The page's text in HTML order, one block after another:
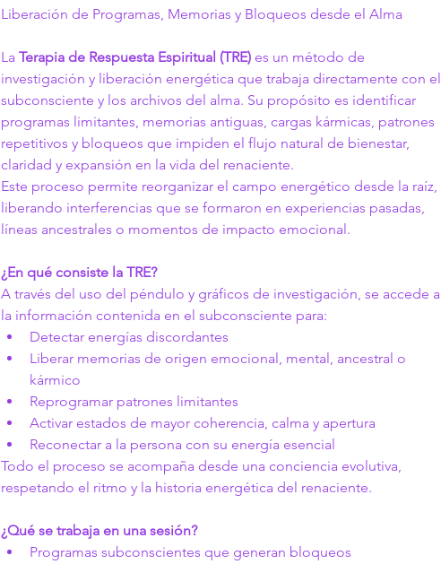
Liberación de Programas, Memorias y Bloqueos desde el Alma
La Terapia de Respuesta Espiritual (TRE) es un método de
investigación y liberación energética que trabaja directamente con el
subconsciente y los archivos del alma. Su propósito es identificar
programas limitantes, memorias antiguas, cargas kármicas, patrones
repetitivos y bloqueos que impiden el flujo natural de bienestar,
claridad y expansión en la vida del renaciente.
Este proceso permite reorganizar el campo energético desde la raíz,
liberando interferencias que se formaron en experiencias pasadas,
líneas ancestrales o momentos de impacto emocional.
¿En qué consiste la TRE?
A través del uso del péndulo y gráficos de investigación, se accede a
la información contenida en el subconsciente para:
Detectar energías discordantes
Liberar memorias de origen emocional, mental, ancestral o
kármico
Reprogramar patrones limitantes
Activar estados de mayor coherencia, calma y apertura
Reconectar a la persona con su energía esencial
Todo el proceso se acompaña desde una conciencia evolutiva,
respetando el ritmo y la historia energética del renaciente.
¿Qué se trabaja en una sesión?
Programas subconscientes que generan bloqueos